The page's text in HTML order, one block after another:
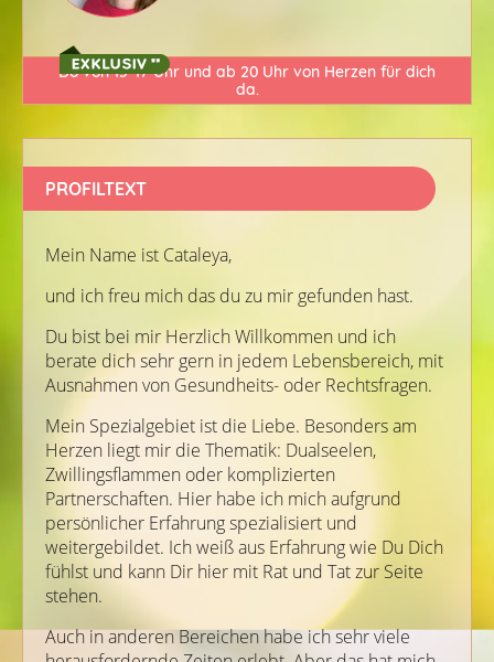
Do von 15-17 Uhr und ab 20 Uhr von Herzen für dich
da.
PROFILTEXT
Mein Name ist Cataleya,
und ich freu mich das du zu mir gefunden hast.
Du bist bei mir Herzlich Willkommen und ich
berate dich sehr gern in jedem Lebensbereich, mit
Ausnahmen von Gesundheits- oder Rechtsfragen.
Mein Spezialgebiet ist die Liebe. Besonders am
Herzen liegt mir die Thematik: Dualseelen,
Zwillingsflammen oder komplizierten
Partnerschaften. Hier habe ich mich aufgrund
persönlicher Erfahrung spezialisiert und
weitergebildet. Ich weiß aus Erfahrung wie Du Dich
fühlst und kann Dir hier mit Rat und Tat zur Seite
stehen.
Auch in anderen Bereichen habe ich sehr viele